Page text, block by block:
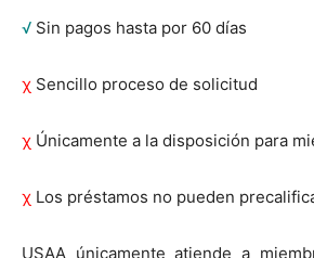
√ Sin pagos hasta por 60 días
χ Sencillo proceso de solicitud
χ Únicamente a la disposición para
χ Los préstamos no pueden
USAA únicamente atiende a